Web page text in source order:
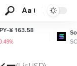
Aa
¥ 163.58
SOL